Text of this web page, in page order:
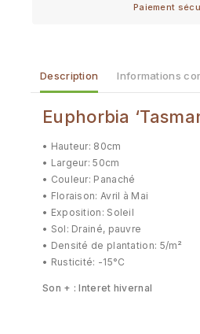
Paiement
Description Informations
Euphorbia
• Hauteur: 80cm
• Largeur: 50cm
• Couleur: Panaché
• Floraison: Avril à Mai
• Exposition: Soleil
• Sol: Drainé, pauvre
• Densité de plantation: 5/m²
• Rusticité: -15°C
Son + : Interet hivernal